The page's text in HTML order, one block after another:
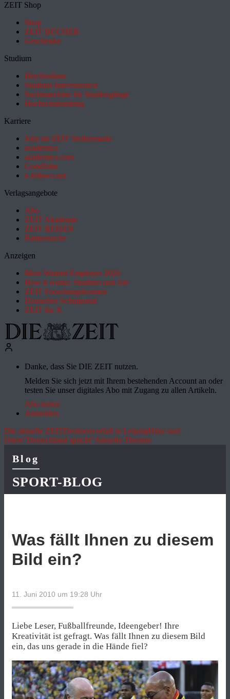
ZEIT Shop
Shop
ZEIT BÜCHER
Geschenke
Studium
HeyStudium
Studium-Interessentest
Suchmaschine für Studiengänge
Hochschulranking
Karriere
Jobs im ZEIT Stellenmarkt
academics
academics.com
GoodJobs
e-fellows.net
Verlagsangebote
Abo
ZEIT Akademie
ZEIT REISEN
Partnersuche
Anzeigen
Most Wanted Employer 2026
How it works: Studium und Job
ZEIT Forschungskosmos
Deutsches Schulportal
ZEIT für X
Danke, dass Sie DIE ZEIT nutzen.
Melden Sie sich jetzt mit Ihrem bestehenden Account an oder
testen Sie unser digitales Abo mit Zugang zu allen Artikeln.
Abo testen
Anmelden
Die aktuelle ZEITDrohnenvorfall in LeipzigHitze und
Dürre"Deutschland spricht"Aktuelle Themen
Blog
SPORT-BLOG
Was fällt Ihnen zu diesem
Bild ein?
11. Juni 2010 um 19:28 Uhr
Liebe Leser, Fußballfreunde, Ideengeber! Ihre
Kreativität ist gefragt. Was fällt Ihnen zu diesem Bild
ein, das uns gerade in die Hände fiel?